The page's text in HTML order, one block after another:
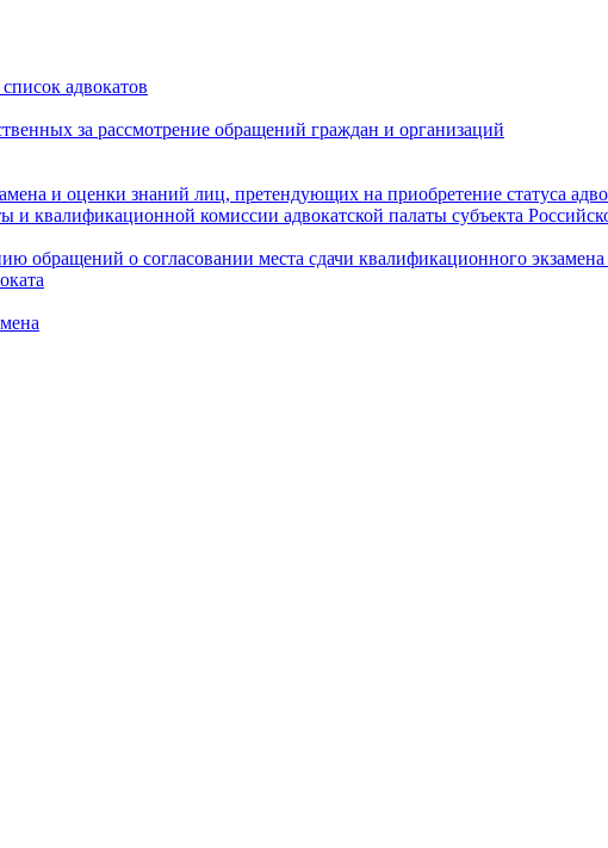
адвокатов
за рассмотрение обращений граждан и организаций
и оценки знаний лиц, претендующих на приобретение статуса
и квалификационной комиссии адвокатской палаты субъекта
о согласовании места сдачи квалификационного экзамена